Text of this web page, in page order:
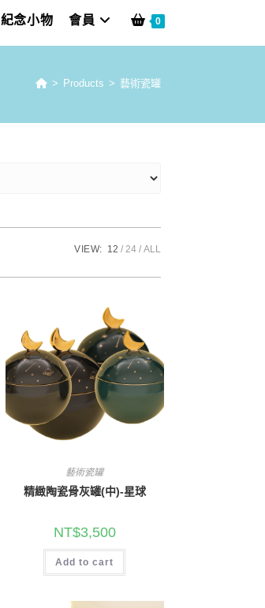
紀念小物 會員 0
> Products > 藝術瓷罐
VIEW: 12 24 ALL
藝術瓷罐
精緻陶瓷骨灰罐(中)-星球
NT$3,500
Add to cart